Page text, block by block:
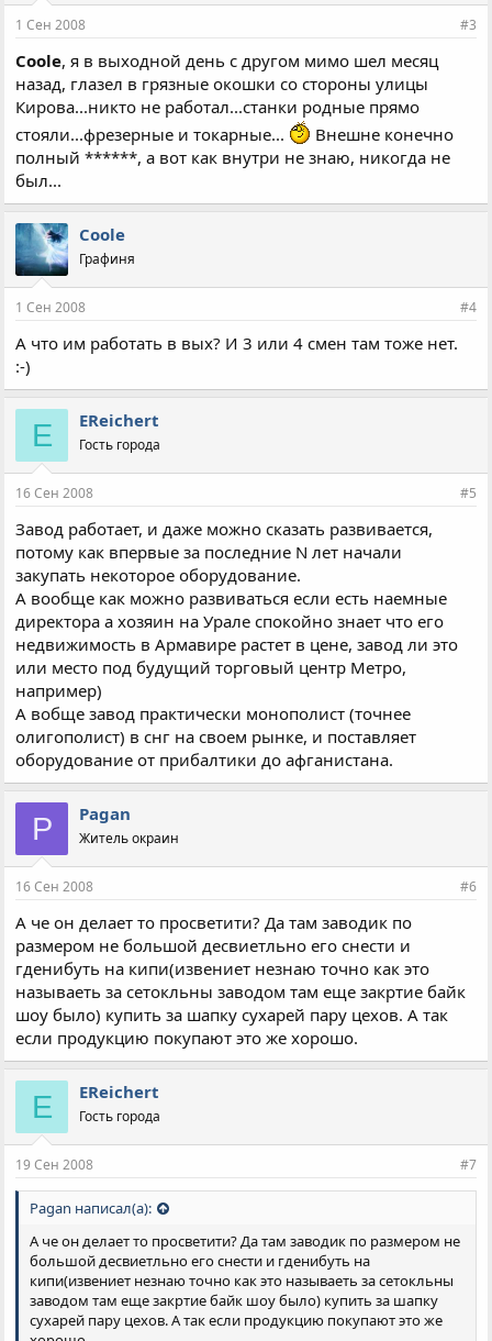
1 Сен 2008 #3
Coole, я в выходной день с другом мимо шел месяц
назад, глазел в грязные окошки со стороны улицы
Кирова...никто не работал...станки родные прямо
стояли...фрезерные и токарные...
Внешне конечно
полный ******, а вот как внутри не знаю, никогда не
был...
Coole
Графиня
1 Сен 2008 #4
А что им работать в вых? И 3 или 4 смен там тоже нет.
:-)
E EReichert
Гость города
16 Сен 2008 #5
Завод работает, и даже можно сказать развивается,
потому как впервые за последние N лет начали
закупать некоторое оборудование.
А вообще как можно развиваться если есть наемные
директора а хозяин на Урале спокойно знает что его
недвижимость в Армавире растет в цене, завод ли это
или место под будущий торговый центр Метро,
например)
А вобще завод практически монополист (точнее
олигополист) в снг на своем рынке, и поставляет
оборудование от прибалтики до афганистана.
P Pagan
Житель окраин
16 Сен 2008 #6
А че он делает то просветити? Да там заводик по
размером не большой десвиетльно его снести и
гденибуть на кипи(извениет незнаю точно как это
называеть за сетокльны заводом там еще закртие байк
шоу было) купить за шапку сухарей пару цехов. А так
если продукцию покупают это же хорошо.
E EReichert
Гость города
19 Сен 2008 #7
Pagan написал(а):
А че он делает то просветити? Да там заводик по размером не
большой десвиетльно его снести и гденибуть на
кипи(извениет незнаю точно как это называеть за сетокльны
заводом там еще закртие байк шоу было) купить за шапку
сухарей пару цехов. А так если продукцию покупают это же